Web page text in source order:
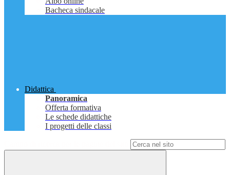
Bacheca sindacale
Didattica
Panoramica
Offerta formativa
Le schede didattiche
I progetti delle classi